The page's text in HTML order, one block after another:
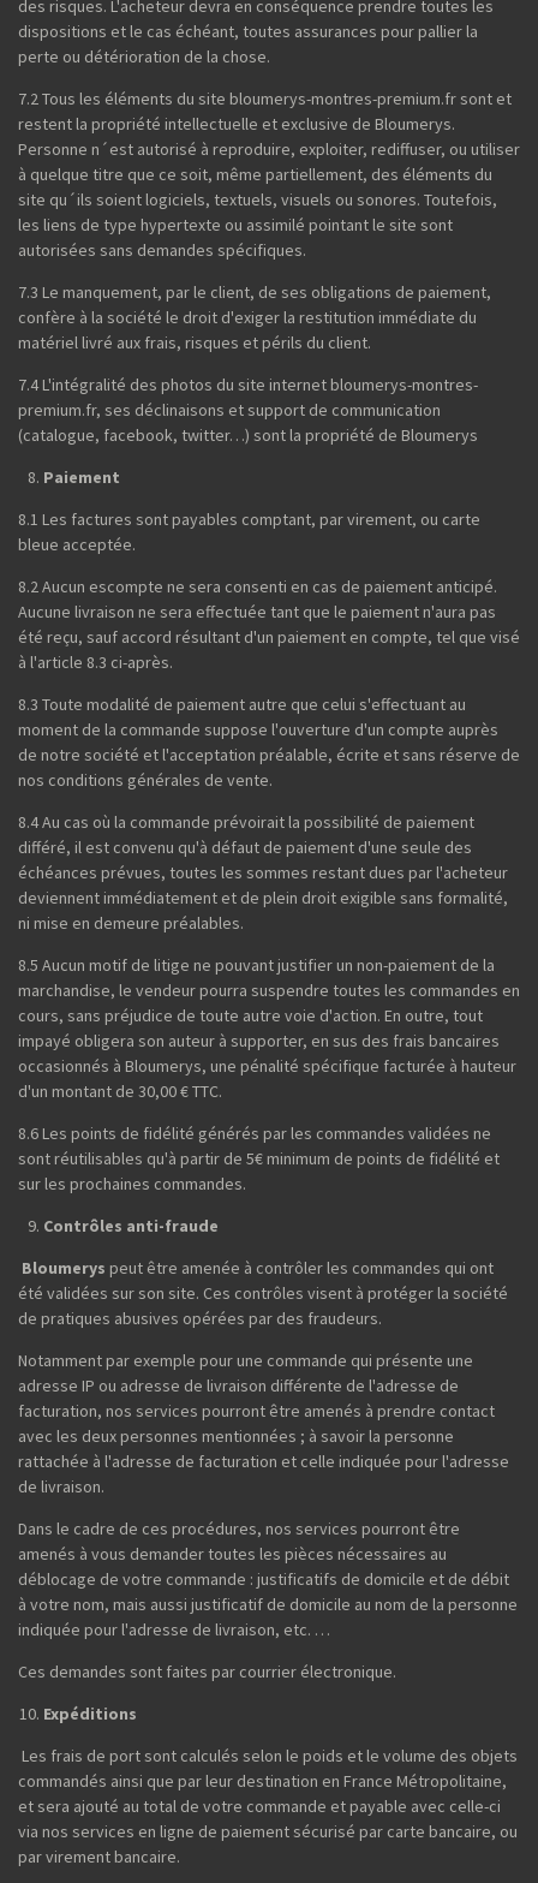
des risques. L'acheteur devra en conséquence prendre toutes les
dispositions et le cas échéant, toutes assurances pour pallier la
perte ou détérioration de la chose.
7.2 Tous les éléments du site bloumerys-montres-premium.fr sont et
restent la propriété intellectuelle et exclusive de Bloumerys.
Personne n´est autorisé à reproduire, exploiter, rediffuser, ou utiliser
à quelque titre que ce soit, même partiellement, des éléments du
site qu´ils soient logiciels, textuels, visuels ou sonores. Toutefois,
les liens de type hypertexte ou assimilé pointant le site sont
autorisées sans demandes spécifiques.
7.3 Le manquement, par le client, de ses obligations de paiement,
confère à la société le droit d'exiger la restitution immédiate du
matériel livré aux frais, risques et périls du client.
7.4 L'intégralité des photos du site internet bloumerys-montres-
premium.fr, ses déclinaisons et support de communication
(catalogue, facebook, twitter…) sont la propriété de Bloumerys
Paiement
8.1 Les factures sont payables comptant, par virement, ou carte
bleue acceptée.
8.2 Aucun escompte ne sera consenti en cas de paiement anticipé.
Aucune livraison ne sera effectuée tant que le paiement n'aura pas
été reçu, sauf accord résultant d'un paiement en compte, tel que visé
à l'article 8.3 ci-après.
8.3 Toute modalité de paiement autre que celui s'effectuant au
moment de la commande suppose l'ouverture d'un compte auprès
de notre société et l'acceptation préalable, écrite et sans réserve de
nos conditions générales de vente.
8.4 Au cas où la commande prévoirait la possibilité de paiement
différé, il est convenu qu'à défaut de paiement d'une seule des
échéances prévues, toutes les sommes restant dues par l'acheteur
deviennent immédiatement et de plein droit exigible sans formalité,
ni mise en demeure préalables.
8.5 Aucun motif de litige ne pouvant justifier un non-paiement de la
marchandise, le vendeur pourra suspendre toutes les commandes en
cours, sans préjudice de toute autre voie d'action. En outre, tout
impayé obligera son auteur à supporter, en sus des frais bancaires
occasionnés à Bloumerys, une pénalité spécifique facturée à hauteur
d'un montant de 30,00 € TTC.
8.6 Les points de fidélité générés par les commandes validées ne
sont réutilisables qu'à partir de 5€ minimum de points de fidélité et
sur les prochaines commandes.
Contrôles anti-fraude
Bloumerys peut être amenée à contrôler les commandes qui ont
été validées sur son site. Ces contrôles visent à protéger la société
de pratiques abusives opérées par des fraudeurs.
Notamment par exemple pour une commande qui présente une
adresse IP ou adresse de livraison différente de l'adresse de
facturation, nos services pourront être amenés à prendre contact
avec les deux personnes mentionnées ; à savoir la personne
rattachée à l'adresse de facturation et celle indiquée pour l'adresse
de livraison.
Dans le cadre de ces procédures, nos services pourront être
amenés à vous demander toutes les pièces nécessaires au
déblocage de votre commande : justificatifs de domicile et de débit
à votre nom, mais aussi justificatif de domicile au nom de la personne
indiquée pour l'adresse de livraison, etc. …
Ces demandes sont faites par courrier électronique.
Expéditions
Les frais de port sont calculés selon le poids et le volume des objets
commandés ainsi que par leur destination en France Métropolitaine,
et sera ajouté au total de votre commande et payable avec celle-ci
via nos services en ligne de paiement sécurisé par carte bancaire, ou
par virement bancaire.